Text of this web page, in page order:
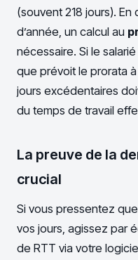
(souvent 218 jours).
d’année, un calcul au
nécessaire. Si le
que prévoit le prorata
jours excédentaires
du temps de travail
La preuve de la
crucial
Si vous pressentez
vos jours, agissez par
de RTT via votre